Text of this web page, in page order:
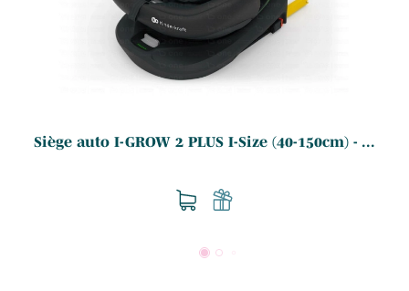
Siège auto I-GROW 2 PLUS I-Size (40-150cm) - ...